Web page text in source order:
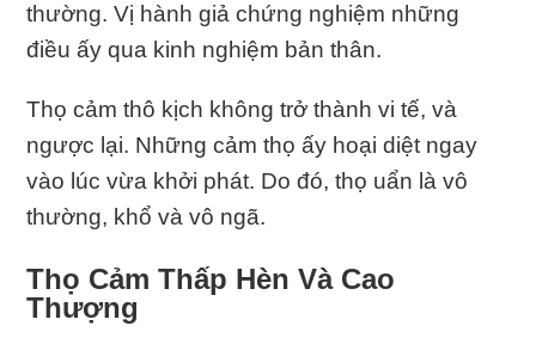
thường. Vị hành giả chứng nghiệm những
điều ấy qua kinh nghiệm bản thân.
Thọ cảm thô kịch không trở thành vi tế, và
ngược lại. Những cảm thọ ấy hoại diệt ngay
vào lúc vừa khởi phát. Do đó, thọ uẩn là vô
thường, khổ và vô ngã.
Thọ Cảm Thấp Hèn Và Cao
Thượng